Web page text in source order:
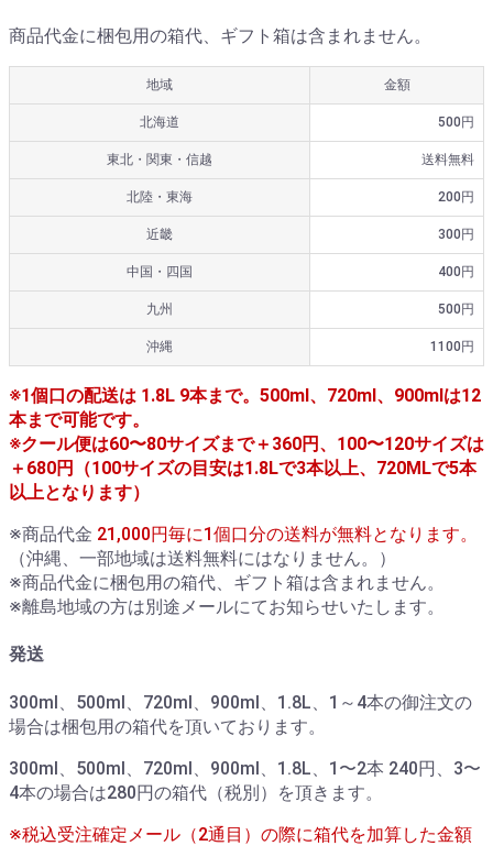
商品代金に梱包用の箱代、ギフト箱は含まれません。
地域 金額
北海道 500円
東北・関東・信越 送料無料
北陸・東海 200円
近畿 300円
中国・四国 400円
九州 500円
沖縄 1100円
※1個口の配送は 1.8L 9本まで。500ml、720ml、900mlは12
本まで可能です。
※クール便は60〜80サイズまで＋360円、100〜120サイズは
＋680円（100サイズの目安は1.8Lで3本以上、720MLで5本
以上となります）
※商品代金 21,000円毎に1個口分の送料が無料となります。
（沖縄、一部地域は送料無料にはなりません。）
※商品代金に梱包用の箱代、ギフト箱は含まれません。
※離島地域の方は別途メールにてお知らせいたします。
発送
300ml、500ml、720ml、900ml、1.8L、1～4本の御注文の
場合は梱包用の箱代を頂いております。
300ml、500ml、720ml、900ml、1.8L、1〜2本 240円、3〜
4本の場合は280円の箱代（税別）を頂きます。
※税込受注確定メール（2通目）の際に箱代を加算した金額